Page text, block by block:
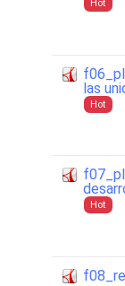
Hot
las
Hot
Hot